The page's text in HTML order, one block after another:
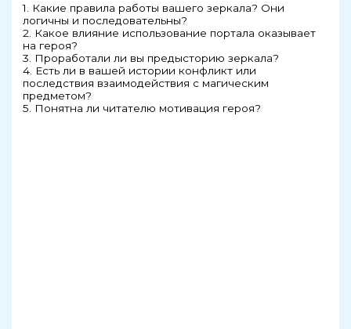
1. Какие правила работы вашего зеркала? Они
логичны и последовательны?
2. Какое влияние использование портала оказывает
на героя?
3. Проработали ли вы предысторию зеркала?
4. Есть ли в вашей истории конфликт или
последствия взаимодействия с магическим
предметом?
5. Понятна ли читателю мотивация героя?